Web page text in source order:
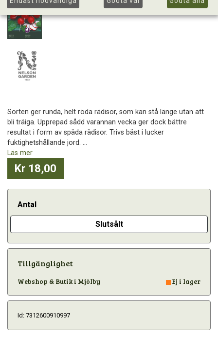
Sorten ger runda, helt röda rädisor, som kan stå länge utan att
bli träiga. Upprepad sådd varannan vecka ger dock bättre
resultat i form av späda rädisor. Trivs bäst i lucker
fuktighetshållande jord. ...
Läs mer
Kr 18,00
Antal
Slutsålt
Tillgänglighet
Webshop & Butik i Mjölby Ej i lager
Id: 7312600910997